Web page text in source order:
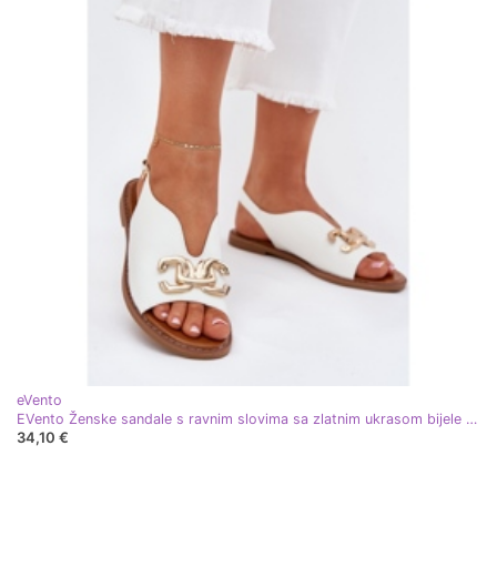
eVento
EVento Ženske sandale s ravnim slovima sa zlatnim ukrasom bijele boje bijela
34,10 €